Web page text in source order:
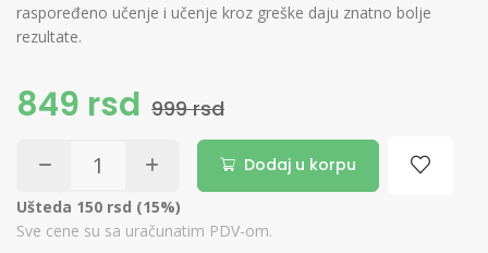
raspoređeno učenje i učenje kroz greške daju znatno bolje
rezultate.
849 rsd 999 rsd
Dodaj u korpu
Ušteda 150 rsd (15%)
Sve cene su sa uračunatim PDV-om.